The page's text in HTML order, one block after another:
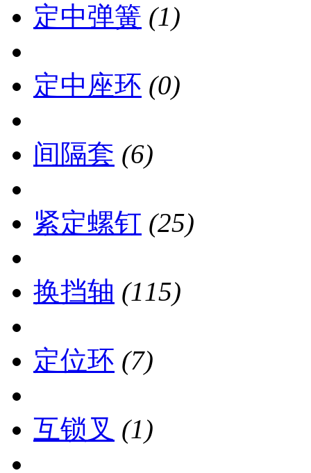
定中弹簧 (1)
定中座环 (0)
间隔套 (6)
紧定螺钉 (25)
换挡轴 (115)
定位环 (7)
互锁叉 (1)